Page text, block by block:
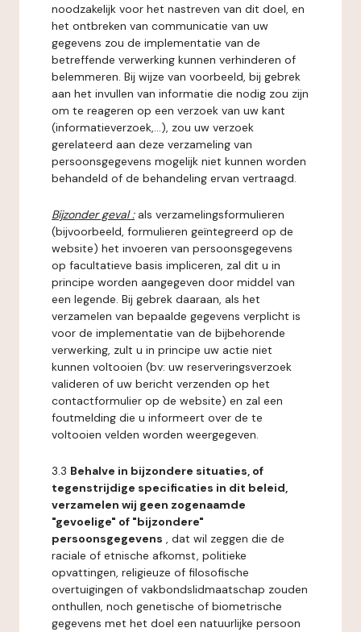
noodzakelijk voor het nastreven van dit doel, en
het ontbreken van communicatie van uw
gegevens zou de implementatie van de
betreffende verwerking kunnen verhinderen of
belemmeren. Bij wijze van voorbeeld, bij gebrek
aan het invullen van informatie die nodig zou zijn
om te reageren op een verzoek van uw kant
(informatieverzoek,...), zou uw verzoek
gerelateerd aan deze verzameling van
persoonsgegevens mogelijk niet kunnen worden
behandeld of de behandeling ervan vertraagd.
Bijzonder geval : als verzamelingsformulieren
(bijvoorbeeld, formulieren geïntegreerd op de
website) het invoeren van persoonsgegevens
op facultatieve basis impliceren, zal dit u in
principe worden aangegeven door middel van
een legende. Bij gebrek daaraan, als het
verzamelen van bepaalde gegevens verplicht is
voor de implementatie van de bijbehorende
verwerking, zult u in principe uw actie niet
kunnen voltooien (bv: uw reserveringsverzoek
valideren of uw bericht verzenden op het
contactformulier op de website) en zal een
foutmelding die u informeert over de te
voltooien velden worden weergegeven.
3.3 Behalve in bijzondere situaties, of
tegenstrijdige specificaties in dit beleid,
verzamelen wij geen zogenaamde
"gevoelige" of "bijzondere"
persoonsgegevens , dat wil zeggen die de
raciale of etnische afkomst, politieke
opvattingen, religieuze of filosofische
overtuigingen of vakbondslidmaatschap zouden
onthullen, noch genetische of biometrische
gegevens met het doel een natuurlijke persoon